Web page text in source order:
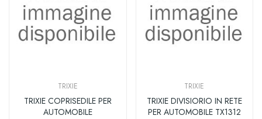
TRIXIE
TRIXIE COPRISEDILE PER
AUTOMOBILE
TRIXIE
TRIXIE DIVISIORIO IN RETE
PER AUTOMOBILE TX1312